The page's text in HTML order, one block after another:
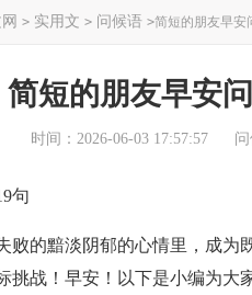
> 实用文 > 问候语 >简短的朋友早安
简短的朋友早安
时间：2026-06-03 17:57:57
句
的黯淡阴郁的心情里，成为
挑战！早安！以下是小编为大